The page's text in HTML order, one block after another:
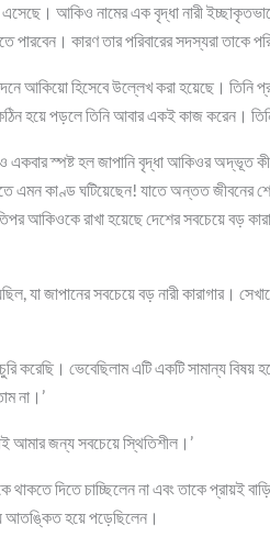
আকিও নামের এক বৃদ্ধা নারী
পারবেন। কারণ তার পরিবারের সদস্যরা তাকে
আকিয়ো হিসেবে উল্লেখ করা হয়েছে। তিনি
হয়ে পড়লে তিনি আবার একই কাজ করেন।
স্পষ্ট হল জাপানি বৃদ্ধা আকিওর অদ্ভূত
এমন কাণ্ড ঘটিয়েছেন! যাতে অন্তত জীবনের
আকিওকে রাখা হয়েছে দেশের সবচেয়ে বড়
যা জাপানের সবচেয়ে বড় নারী কারাগার।
করেছি। ভেবেছিলাম এটি একটি সামান্য বিষয়
না।’
আমার জন্য সবচেয়ে স্থিতিশীল।’
থাকতে দিতে চাচ্ছিলেন না এবং তাকে প্রায়ই
আতঙ্কিত হয়ে পড়েছিলেন।